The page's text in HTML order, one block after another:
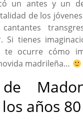
un antes y un
de los
Si tienes
te ocurre cómo
madrileña…
años 80